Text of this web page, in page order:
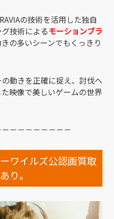
の技術を活用した独自
技術によるモーションブラ
の多いシーンでもくっきり
動きを正確に捉え、討伐へ
映像で美しいゲームの世界
－－－－－－－－
ワイルズ公認画質取
り。